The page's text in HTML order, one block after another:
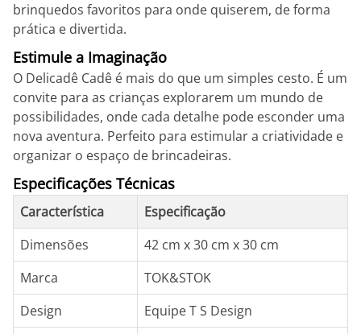
brinquedos favoritos para onde quiserem, de forma
prática e divertida.
Estimule a Imaginação
O Delicadê Cadê é mais do que um simples cesto. É um
convite para as crianças explorarem um mundo de
possibilidades, onde cada detalhe pode esconder uma
nova aventura. Perfeito para estimular a criatividade e
organizar o espaço de brincadeiras.
Especificações Técnicas
Característica
Especificação
Dimensões
42 cm x 30 cm x 30 cm
Marca
TOK&STOK
Design
Equipe T S Design